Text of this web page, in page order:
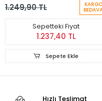
Yetişkin Kedi Maması
1.249,90 TL KARGO
Sepetteki Fiyat
1.237,40 TL
Sepete Ekle
Hızlı Teslimat